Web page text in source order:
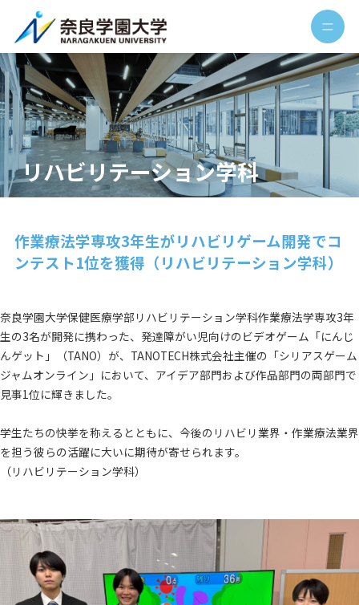
リハビリテーション学科
作業療法学専攻3年生がリハビリゲーム開発でコ
ンテスト1位を獲得（リハビリテーション学科）
奈良学園大学保健医療学部リハビリテーション学科作業療法学専攻3年
生の3名が開発に携わった、発達障がい児向けのビデオゲーム「にんじ
んゲット」（TANO）が、TANOTECH株式会社主催の「シリアスゲーム
ジャムオンライン」において、アイデア部門および作品部門の両部門で
見事1位に輝きました。
学生たちの快挙を称えるとともに、今後のリハビリ業界・作業療法業界
を担う彼らの活躍に大いに期待が寄せられます。
（リハビリテーション学科）